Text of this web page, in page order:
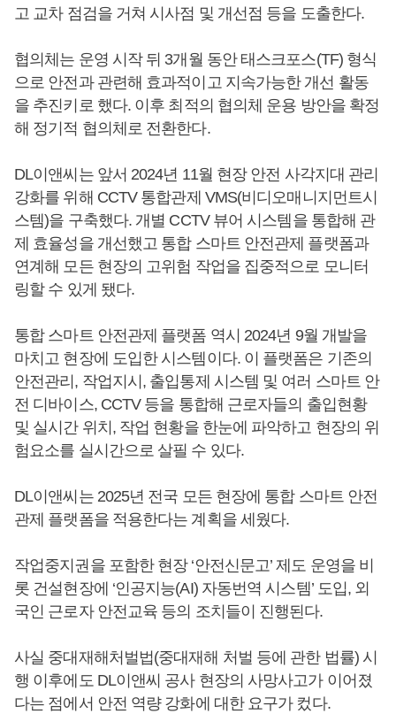
고 교차 점검을 거쳐 시사점 및 개선점 등을 도출한다.
협의체는 운영 시작 뒤 3개월 동안 태스크포스(TF) 형식
으로 안전과 관련해 효과적이고 지속가능한 개선 활동
을 추진키로 했다. 이후 최적의 협의체 운용 방안을 확정
해 정기적 협의체로 전환한다.
DL이앤씨는 앞서 2024년 11월 현장 안전 사각지대 관리
강화를 위해 CCTV 통합관제 VMS(비디오매니지먼트시
스템)을 구축했다. 개별 CCTV 뷰어 시스템을 통합해 관
제 효율성을 개선했고 통합 스마트 안전관제 플랫폼과
연계해 모든 현장의 고위험 작업을 집중적으로 모니터
링할 수 있게 됐다.
통합 스마트 안전관제 플랫폼 역시 2024년 9월 개발을
마치고 현장에 도입한 시스템이다. 이 플랫폼은 기존의
안전관리, 작업지시, 출입통제 시스템 및 여러 스마트 안
전 디바이스, CCTV 등을 통합해 근로자들의 출입현황
및 실시간 위치, 작업 현황을 한눈에 파악하고 현장의 위
험요소를 실시간으로 살필 수 있다.
DL이앤씨는 2025년 전국 모든 현장에 통합 스마트 안전
관제 플랫폼을 적용한다는 계획을 세웠다.
작업중지권을 포함한 현장 ‘안전신문고’ 제도 운영을 비
롯 건설현장에 ‘인공지능(AI) 자동번역 시스템’ 도입, 외
국인 근로자 안전교육 등의 조치들이 진행된다.
사실 중대재해처벌법(중대재해 처벌 등에 관한 법률) 시
행 이후에도 DL이앤씨 공사 현장의 사망사고가 이어졌
다는 점에서 안전 역량 강화에 대한 요구가 컸다.